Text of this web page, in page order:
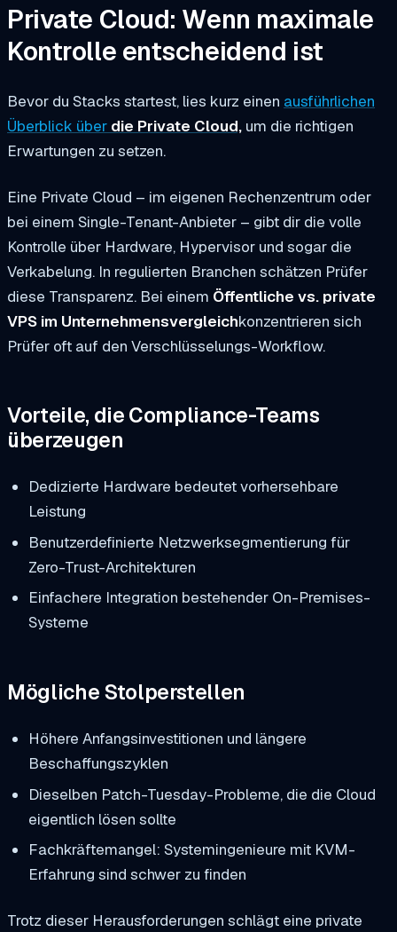
Private Cloud: Wenn maximale
Kontrolle entscheidend ist
Bevor du Stacks startest, lies kurz einen ausführlichen
Überblick über die Private Cloud, um die richtigen
Erwartungen zu setzen.
Eine Private Cloud – im eigenen Rechenzentrum oder
bei einem Single-Tenant-Anbieter – gibt dir die volle
Kontrolle über Hardware, Hypervisor und sogar die
Verkabelung. In regulierten Branchen schätzen Prüfer
diese Transparenz. Bei einem Öffentliche vs. private
VPS im Unternehmensvergleichkonzentrieren sich
Prüfer oft auf den Verschlüsselungs-Workflow.
Vorteile, die Compliance-Teams
überzeugen
Dedizierte Hardware bedeutet vorhersehbare
Leistung
Benutzerdefinierte Netzwerksegmentierung für
Zero-Trust-Architekturen
Einfachere Integration bestehender On-Premises-
Systeme
Mögliche Stolperstellen
Höhere Anfangsinvestitionen und längere
Beschaffungszyklen
Dieselben Patch-Tuesday-Probleme, die die Cloud
eigentlich lösen sollte
Fachkräftemangel: Systemingenieure mit KVM-
Erfahrung sind schwer zu finden
Trotz dieser Herausforderungen schlägt eine private